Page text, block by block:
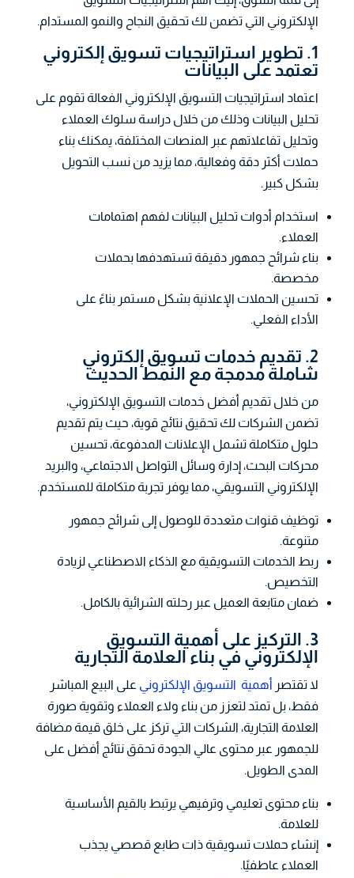
الإلكتروني التي تضمن لك تحقيق النجاح والنمو المستدام.
1. تطوير استراتيجيات تسويق إلكتروني
تعتمد على البيانات
اعتماد استراتيجيات التسويق الإلكتروني الفعالة تقوم على
تحليل البيانات وذلك من خلال دراسة سلوك العملاء
وتحليل تفاعلاتهم عبر المنصات المختلفة، يمكنك بناء
حملات أكثر دقة وفعالية، مما يزيد من نسب التحويل
بشكل كبير.
استخدام أدوات تحليل البيانات لفهم اهتمامات
العملاء.
بناء شرائح جمهور دقيقة تستهدفها بحملات
مخصصة.
تحسين الحملات الإعلانية بشكل مستمر بناءً على
الأداء الفعلي.
2. تقديم خدمات تسويق إلكتروني
شاملة مدمجة مع النمط الحديث
من خلال تقديم أفضل خدمات التسويق الإلكتروني،
تضمن الشركات لك تحقيق نتائج قوية، حيث يتم تقديم
حلول متكاملة تشمل الإعلانات المدفوعة، تحسين
محركات البحث، إدارة وسائل التواصل الاجتماعي، والبريد
الإلكتروني التسويقي، مما يوفر تجربة متكاملة للمستخدم.
توظيف قنوات متعددة للوصول إلى شرائح جمهور
متنوعة.
ربط الخدمات التسويقية مع الذكاء الاصطناعي لزيادة
التخصيص.
ضمان متابعة العميل عبر رحلته الشرائية بالكامل.
3. التركيز على أهمية التسويق
الإلكتروني في بناء العلامة التجارية
لا تقتصر أهمية التسويق الإلكتروني على البيع المباشر
فقط، بل تمتد لتعزز من بناء ولاء العملاء وتقوية صورة
العلامة التجارية، الشركات التي تركز على خلق قيمة مضافة
للجمهور عبر محتوى عالي الجودة تحقق نتائج أفضل على
المدى الطويل.
بناء محتوى تعليمي وترفيهي يرتبط بالقيم الأساسية
للعلامة.
إنشاء حملات تسويقية ذات طابع قصصي يجذب
العملاء عاطفيًا.